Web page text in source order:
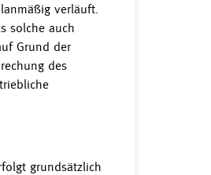
verläuft.
solche auch
Grund der
des
grundsätzlich